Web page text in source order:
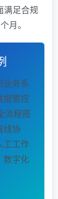
满足合规
月。
业务系
据管控
流程搭
线协
工工作
数字化